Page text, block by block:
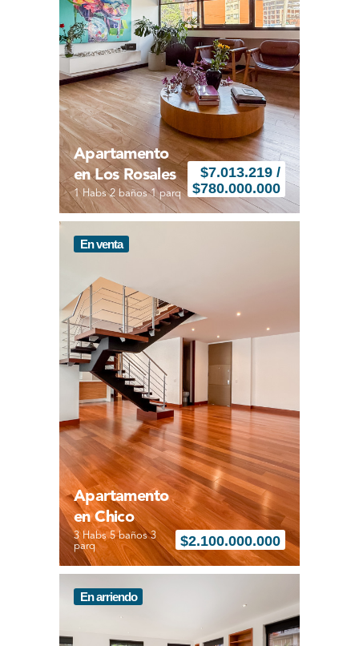
Apartamento
en Los Rosales
1 Habs 2 baños 1 parq
$7.013.219 /
$780.000.000
En venta
Apartamento
en Chico
3 Habs 5 baños 3
parq
$2.100.000.000
En arriendo